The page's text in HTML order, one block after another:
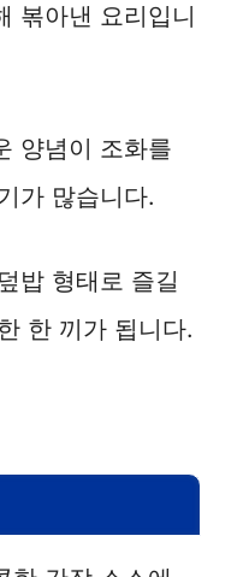
볶아낸 요리입니
양념이 조화를
가 많습니다.
밥 형태로 즐길
한 끼가 됩니다.